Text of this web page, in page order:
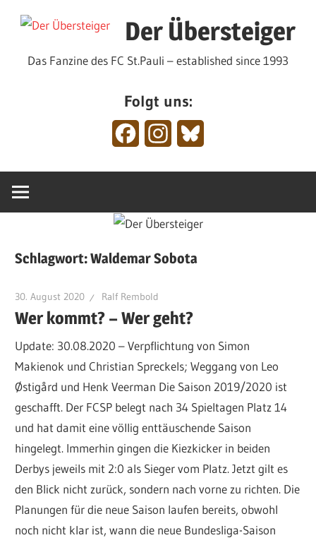
Inhalt
Der Übersteiger
Das Fanzine des FC St.Pauli – established since 1993
Folgt uns:
FacebookInstagram
Schlagwort:Waldemar Sobota
30. August 2020 Ralf Rembold
Wer kommt? – Wer geht?
Update: 30.08.2020 – Verpflichtung von Simon
Makienok und Christian Spreckels; Weggang von Leo
Østigård und Henk Veerman Die Saison 2019/2020 ist
geschafft. Der FCSP belegt nach 34 Spieltagen Platz 14
und hat damit eine völlig enttäuschende Saison
hingelegt. Immerhin gingen die Kiezkicker in beiden
Derbys jeweils mit 2:0 als Sieger vom Platz. Jetzt gilt es
den Blick nicht zurück, sondern nach vorne zu richten. Die
Planungen für die neue Saison laufen bereits, obwohl
noch nicht klar ist, wann die neue Bundesliga-Saison